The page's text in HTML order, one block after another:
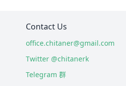
Contact Us
office.chitaner@gmail.com
Twitter @chitanerk
Telegram 群